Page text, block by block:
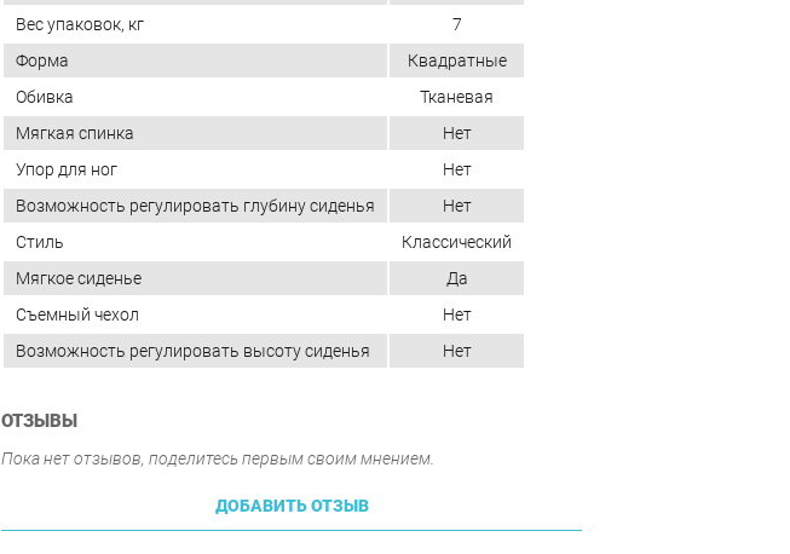
Вес упаковок, кг
7
Форма
Квадратные
Обивка
Тканевая
Мягкая спинка
Нет
Упор для ног
Нет
Возможность регулировать глубину сиденья
Нет
Стиль
Классический
Мягкое сиденье
Да
Съемный чехол
Нет
Возможность регулировать высоту сиденья
Нет
ОТЗЫВЫ
Пока нет отзывов, поделитесь первым своим мнением.
ДОБАВИТЬ ОТЗЫВ